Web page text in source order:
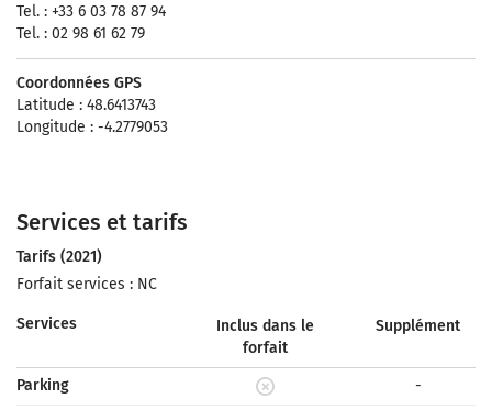
Tel. : +33 6 03 78 87 94
Tel. : 02 98 61 62 79
Coordonnées GPS
Latitude : 48.6413743
Longitude : -4.2779053
Services et tarifs
Tarifs (2021)
Forfait services : NC
Services
Inclus dans le
forfait
Supplément
Parking
-